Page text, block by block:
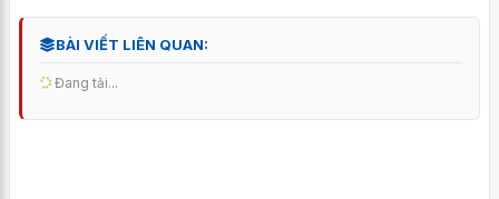
BÀI VIẾT LIÊN QUAN:
Đang tải...